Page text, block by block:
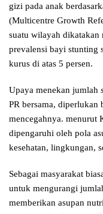
gizi pada anak
(Multicentre Growth
suatu wilayah dikatakan
prevalensi bayi stunting
kurus di atas 5 persen.
Upaya menekan jumlah
PR bersama, diperlukan
mencegahnya. menurut
dipengaruhi oleh pola
kesehatan, lingkungan,
Sebagai masyarakat
untuk mengurangi
memberikan asupan